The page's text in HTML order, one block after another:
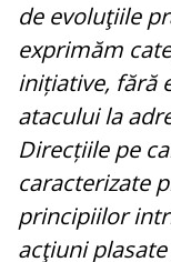
de evoluţiile
exprimăm
inițiative, fără
atacului la
Direcțiile pe
caracterizate
principiilor
acţiuni